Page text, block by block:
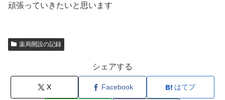
頑張っていきたいと思います
薬局開設の記録
シェアする
X Facebook はてブ